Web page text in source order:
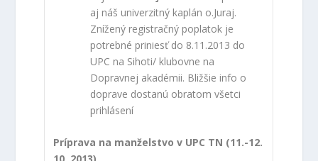
aj náš univerzitný kaplán o.Juraj.
Znížený registračný poplatok je
potrebné priniesť do 8.11.2013 do
UPC na Sihoti/ klubovne na
Dopravnej akadémii. Bližšie info o
doprave dostanú obratom všetci
prihlásení
Príprava na manželstvo v UPC TN (11.-12.
10. 2013)